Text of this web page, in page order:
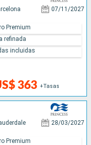
07/11/2027
363 +Tasas
Premium
refinada
incluidas
28/03/2027
Premium